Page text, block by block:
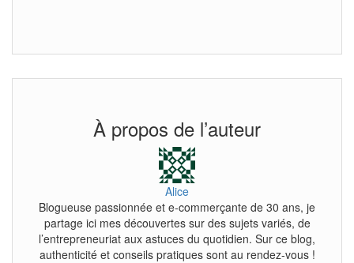
À propos de l’auteur
Alice
Blogueuse passionnée et e-commerçante de 30 ans, je
partage ici mes découvertes sur des sujets variés, de
l’entrepreneuriat aux astuces du quotidien. Sur ce blog,
authenticité et conseils pratiques sont au rendez-vous !